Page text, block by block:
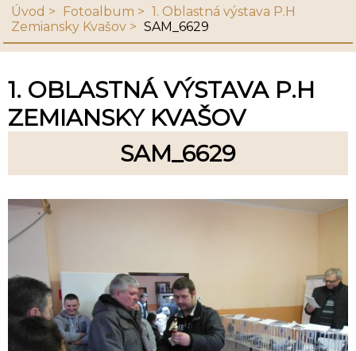
Úvod Fotoalbum
1. Oblastná výstava P.H
Zemiansky Kvašov
SAM_6629
1. OBLASTNÁ VÝSTAVA P.H
ZEMIANSKY KVAŠOV
SAM_6629